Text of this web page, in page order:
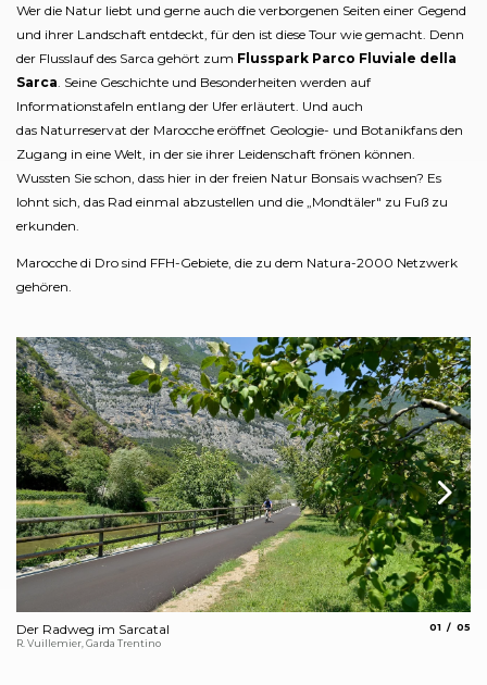
Wer die Natur liebt und gerne auch die verborgenen Seiten einer Gegend
und ihrer Landschaft entdeckt, für den ist diese Tour wie gemacht. Denn
der Flusslauf des Sarca gehört zum Flusspark Parco Fluviale della
Sarca . Seine Geschichte und Besonderheiten werden auf
Informationstafeln entlang der Ufer erläutert. Und auch
das Naturreservat der Marocche eröffnet Geologie- und Botanikfans den
Zugang in eine Welt, in der sie ihrer Leidenschaft frönen können.
Wussten Sie schon, dass hier in der freien Natur Bonsais wachsen? Es
lohnt sich, das Rad einmal abzustellen und die „Mondtäler" zu Fuß zu
erkunden.
Marocche di Dro sind FFH-Gebiete, die zu dem Natura-2000 Netzwerk
gehören.
Der Radweg im Sarcatal
R. Vuillemier, Garda Trentino
01 05